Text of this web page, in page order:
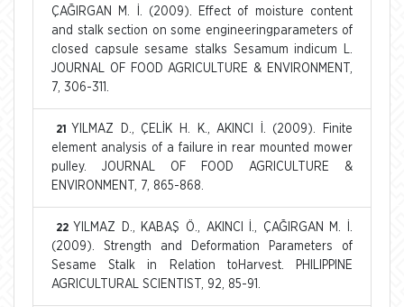
ÇAĞIRGAN M. İ. (2009). Effect of moisture content
and stalk section on some engineeringparameters of
closed capsule sesame stalks Sesamum indicum L.
JOURNAL OF FOOD AGRICULTURE & ENVIRONMENT,
7, 306-311.
21
YILMAZ D., ÇELİK H. K., AKINCI İ. (2009). Finite
element analysis of a failure in rear mounted mower
pulley. JOURNAL OF FOOD AGRICULTURE &
ENVIRONMENT, 7, 865-868.
22 YILMAZ D., KABAŞ Ö., AKINCI İ., ÇAĞIRGAN M. İ.
(2009). Strength and Deformation Parameters of
Sesame Stalk in Relation toHarvest. PHILIPPINE
AGRICULTURAL SCIENTIST, 92, 85-91.